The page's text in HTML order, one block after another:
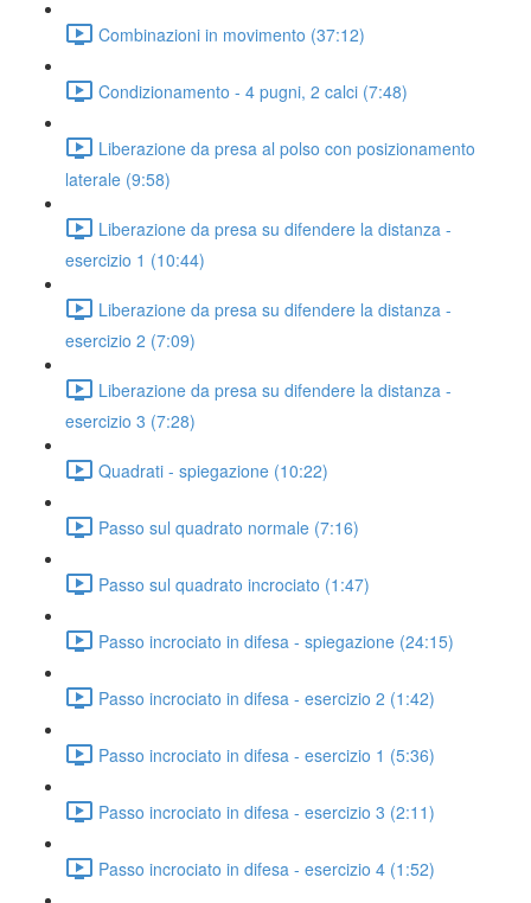
Combinazioni in movimento (37:12)
Condizionamento - 4 pugni, 2 calci (7:48)
Liberazione da presa al polso con posizionamento
laterale (9:58)
Liberazione da presa su difendere la distanza -
esercizio 1 (10:44)
Liberazione da presa su difendere la distanza -
esercizio 2 (7:09)
Liberazione da presa su difendere la distanza -
esercizio 3 (7:28)
Quadrati - spiegazione (10:22)
Passo sul quadrato normale (7:16)
Passo sul quadrato incrociato (1:47)
Passo incrociato in difesa - spiegazione (24:15)
Passo incrociato in difesa - esercizio 2 (1:42)
Passo incrociato in difesa - esercizio 1 (5:36)
Passo incrociato in difesa - esercizio 3 (2:11)
Passo incrociato in difesa - esercizio 4 (1:52)